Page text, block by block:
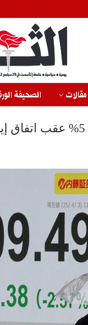
مقالات الصحيفة